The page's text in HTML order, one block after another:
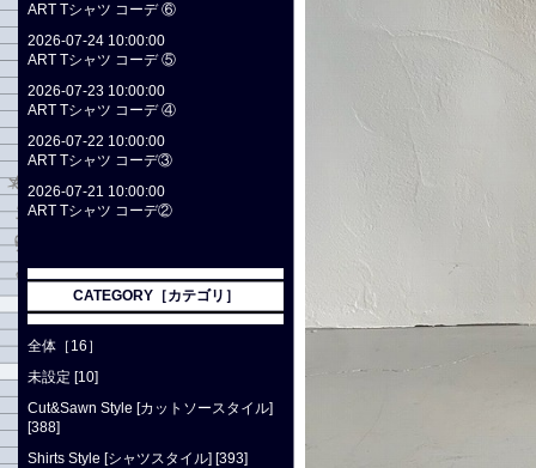
ART Tシャツ コーデ ⑥
2026-07-24 10:00:00
ART Tシャツ コーデ ⑤
2026-07-23 10:00:00
ART Tシャツ コーデ ④
2026-07-22 10:00:00
ART Tシャツ コーデ③
2026-07-21 10:00:00
ART Tシャツ コーデ②
CATEGORY［カテゴリ］
全体［16］
未設定 [10]
Cut&Sawn Style [カットソースタイル]
[388]
Shirts Style [シャツスタイル] [393]